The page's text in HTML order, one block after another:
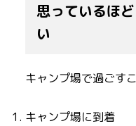
思っているほ
い
キャンプ場で過ごす
キャンプ場に到着